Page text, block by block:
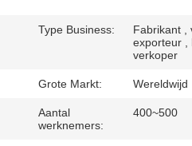
CONTACT
ONS
Type Business:
Fabrikant ,
exporteur ,
verkoper
Grote Markt: Wereldwijd
Aantal
werknemers:
400~500